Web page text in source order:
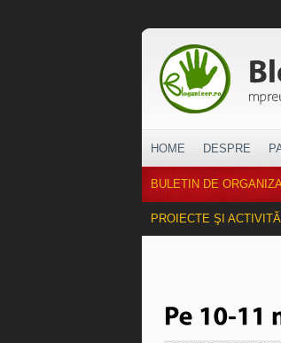
HOME DESPRE
BULETIN DE
PROIECTE ŞI